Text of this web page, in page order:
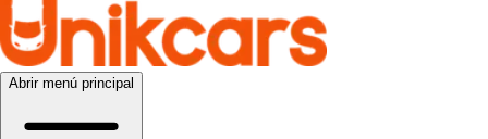
Abrir menú principal